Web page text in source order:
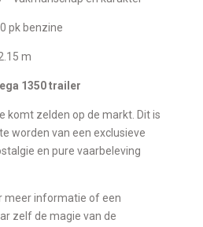
pk benzine
m
1350 trailer
komt zelden op de markt. Dit is
worden van een exclusieve
en pure vaarbeleving
meer informatie of een
zelf de magie van de